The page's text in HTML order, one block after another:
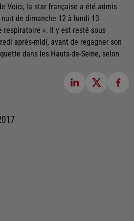
Voici, la star française a été admis
de dimanche 12 à lundi 13
respiratoire ». Il y est resté sous
après-midi, avant de regagner son
dans les Hauts-de-Seine, selon